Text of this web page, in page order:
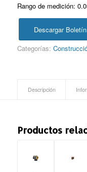
Rango de medición:
Descargar Boletín
Categorías:
Descripción
Productos